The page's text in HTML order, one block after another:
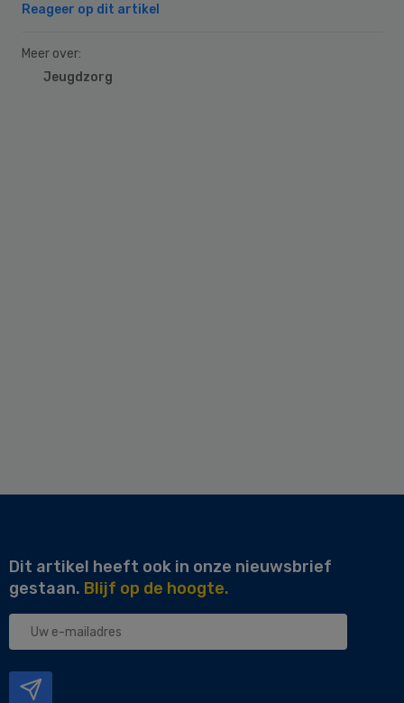
Reageer op dit artikel
Meer over:
Jeugdzorg
Dit artikel heeft ook in onze nieuwsbrief
gestaan. Blijf op de hoogte.
Uw